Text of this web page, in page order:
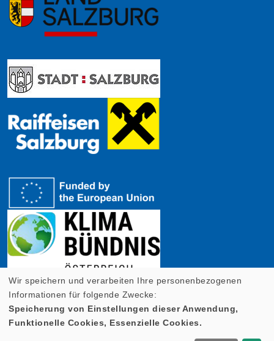
Cookie Einstellungen
Wir speichern und verarbeiten Ihre personenbezogenen
Informationen für folgende Zwecke:
Speicherung von Einstellungen dieser Anwendung,
Funktionelle Cookies, Essenzielle Cookies.